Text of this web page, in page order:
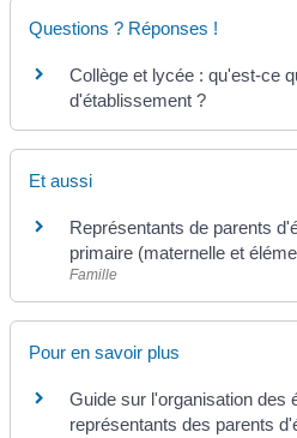
Questions ? Réponses !
Collège et lycée : qu'est-ce
d'établissement ?
Et aussi
Représentants de parents
primaire (maternelle et
Famille
Pour en savoir plus
Guide sur l'organisation des
représentants des parents